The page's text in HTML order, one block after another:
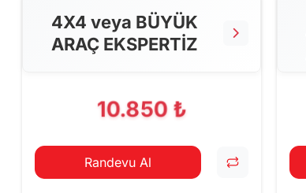
4X4 veya BÜYÜK
ARAÇ EKSPERTİZ
10.850 ₺
Randevu Al